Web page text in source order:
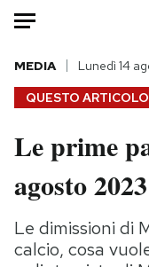
HOME
Italia
Politica
Tecnologia
Internet
QUESTO
MEDIA Lunedì 14
Le prime
agosto 2023
Le dimissioni di
calcio, cosa